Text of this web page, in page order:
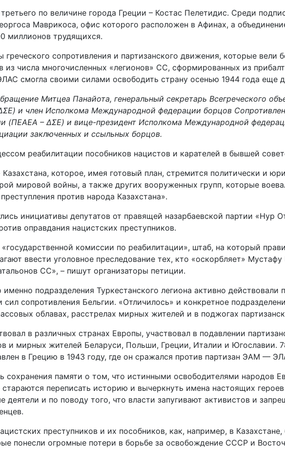
по величине города Греции – Костас Пелетидис. Среди
Маврикоса, офис которого расположен в Афинах, а
миллионов трудящихся.
сопротивления и партизанского движения, которые вели
из числа многочисленных «легионов» СС, сформированных из
смогла своими силами освободить страну осенью 1944 года еще
Митцеа Панайота, генеральный секретарь Всегреческого
и член Исполкома Международной федерации борцов
(ΠΕΑΕΑ – ΔΣΕ) и вице-президент Исполкома Международной
заключенных и ссыльных борцов.
реабилитации пособников нацистов и карателей в бывшей
которое, имея готовый план, стремится политически и
мировой войны, а также других вооруженных групп, которые
против народа Казахстана».
инициативы депутатов от правящей назарбаевской партии «Нур
оправдания нацистских преступников.
комиссии по реабилитации», штаб, на который
ввести уголовное преследование тех, кто «оскорбляет»
СС», – пишут организаторы петиции.
подразделения Туркестанского легиона активно действовали
сопротивления Бельгии. «Отличилось» и конкретное
облавах, расстрелах мирных жителей и в поджогах
в различных странах Европы, участвовал в подавлении
и мирных жителей Беларуси, Польши, Греции, Италии и Югославии.
в Грецию в 1943 году, где он сражался против партизан ЭAM —
сохранения памяти о том, что истинными освободителями народов
переписать историю и вычеркнуть имена настоящих
и по поводу того, что власти запугивают активистов и
преступников и их пособников, как, например, в
понесли огромные потери в борьбе за освобождение СССР и